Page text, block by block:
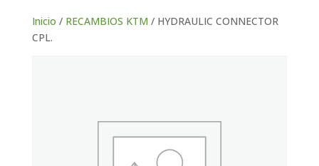
Inicio / RECAMBIOS KTM / HYDRAULIC CONNECTOR
CPL.